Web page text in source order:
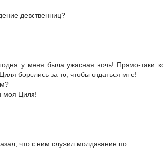
девственниц?
у меня была ужасная ночь! Прямо-
боролись за то, чтобы отдаться мне!
моя Циля!
что с ним служил молдаванин по